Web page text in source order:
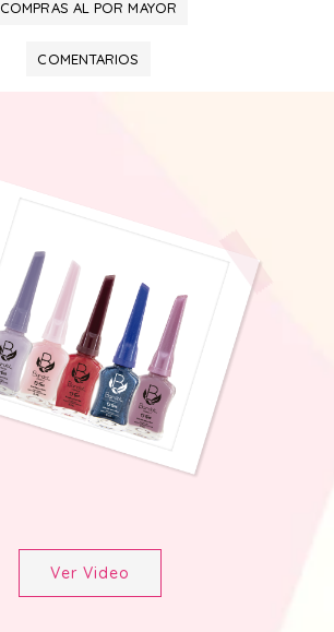
COMPRAS AL POR MAYOR
COMENTARIOS
Ver Video